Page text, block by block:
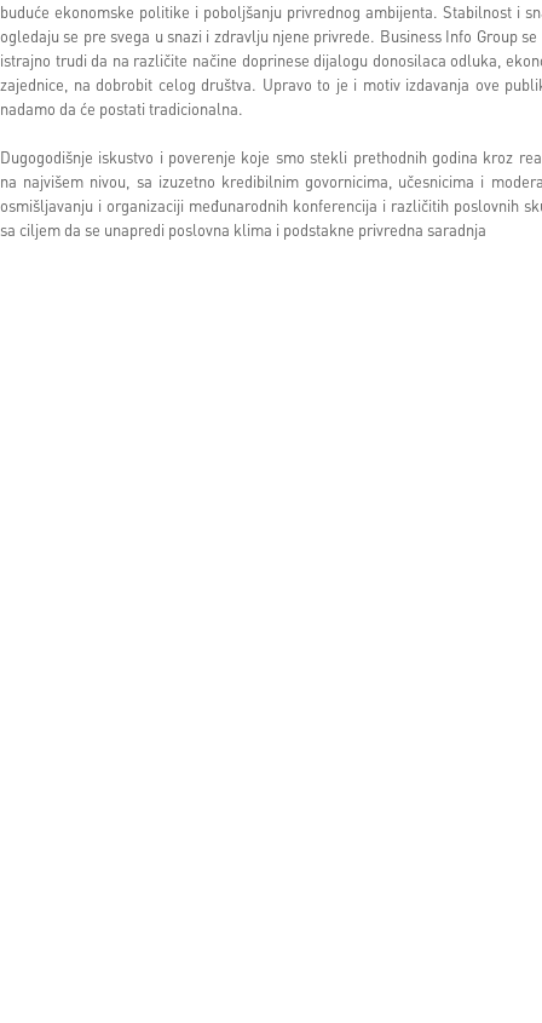
buduće ekonomske politike i poboljšanju privrednog ambijenta. Stabilnost i
ogledaju se pre svega u snazi i zdravlju njene privrede. Business Info Group
istrajno trudi da na različite načine doprinese dijalogu donosilaca odluka,
zajednice, na dobrobit celog društva. Upravo to je i motiv izdavanja ove
nadamo da će postati tradicionalna.
Dugogodišnje iskustvo i poverenje koje smo stekli prethodnih godina kroz
na najvišem nivou, sa izuzetno kredibilnim govornicima, učesnicima i
osmišljavanju i organizaciji međunarodnih konferencija i različitih poslovnih
sa ciljem da se unapredi poslovna klima i podstakne privredna saradnja